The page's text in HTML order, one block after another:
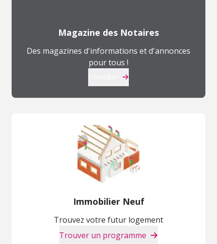
Magazine des Notaires
Des magazines d'informations et d'annonces
pour tous !
Immobilier Neuf
Trouvez votre futur logement
Trouver un programme